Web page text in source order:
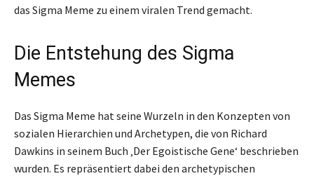
das Sigma Meme zu einem viralen Trend gemacht.
Die Entstehung des Sigma
Memes
Das Sigma Meme hat seine Wurzeln in den Konzepten von
sozialen Hierarchien und Archetypen, die von Richard
Dawkins in seinem Buch ‚Der Egoistische Gene‘ beschrieben
wurden. Es repräsentiert dabei den archetypischen